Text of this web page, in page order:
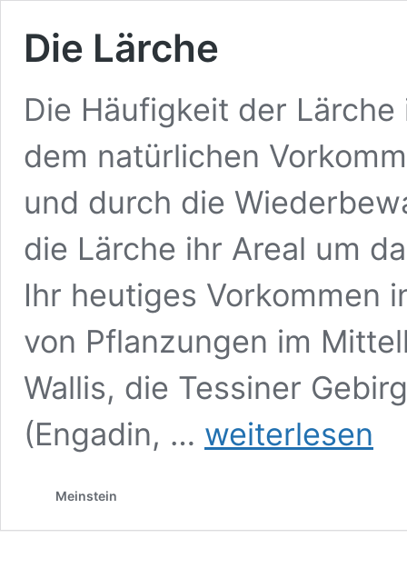
Die Lärche
Die Häufigkeit der
dem natürlichen
und durch die
die Lärche ihr Areal um
Ihr heutiges Vorkommen
von Pflanzungen im
Wallis, die Tessiner
(Engadin, …
Lärche
weiterlesen
Meinstein